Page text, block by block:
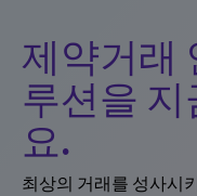
제약거래
루션을
요.
최상의 거래를 성사시